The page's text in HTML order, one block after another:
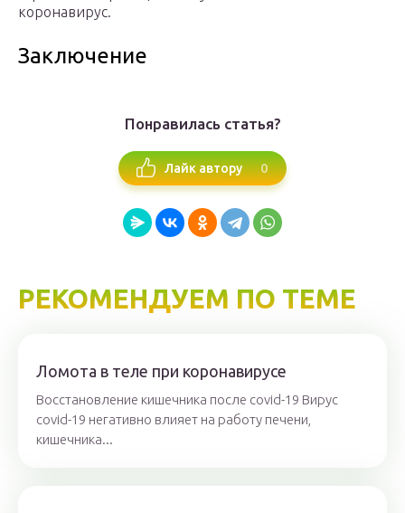
коронавирус.
Заключение
Понравилась статья?
Лайк автору 0
РЕКОМЕНДУЕМ ПО ТЕМЕ
Ломота в теле при коронавирусе
Восстановление кишечника после covid-19 Вирус
covid-19 негативно влияет на работу печени,
кишечника...